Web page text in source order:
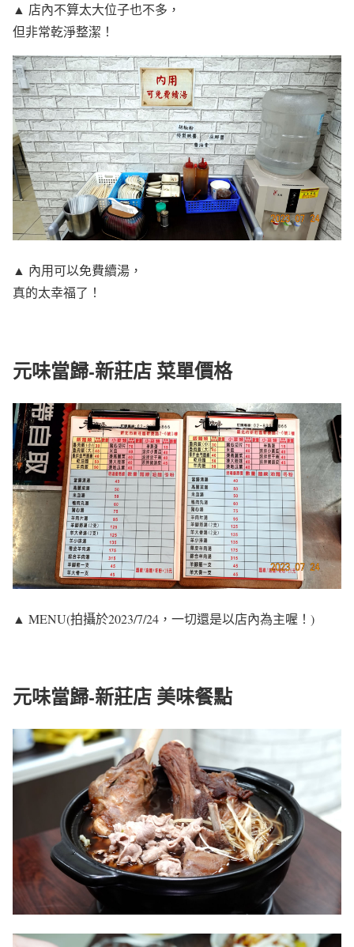
▲ 店內不算太大位子也不多，
但非常乾淨整潔！
▲ 內用可以免費續湯，
真的太幸福了！
元味當歸-新莊店 菜單價格
▲ MENU(拍攝於2023/7/24，一切還是以店內為主喔！)
元味當歸-新莊店 美味餐點